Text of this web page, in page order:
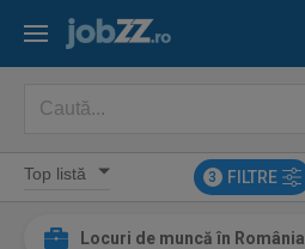
3 FILTRE
Locuri de muncă în România